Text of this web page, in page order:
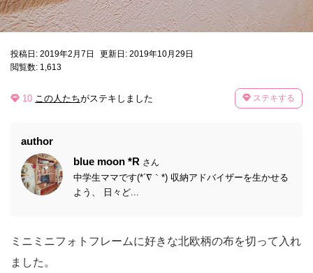
投稿日: 2019年2月7日
更新日: 2019年10月29日
閲覧数: 1,613
10 この人たちがステキしました ステキする
author
blue moon *R さん
中学生ママです(*´∇｀*) 収納アドバイザーを生かせる
よう、 日々ど...
ミニミニフォトフレームに好きな北欧柄の布を切って入れ
ました。